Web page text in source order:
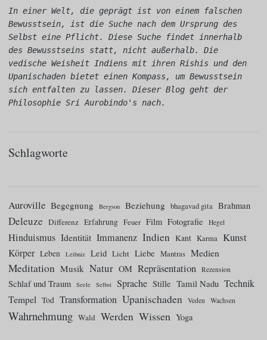
In einer Welt, die geprägt ist von einem falschen
Bewusstsein, ist die Suche nach dem Ursprung des
Selbst eine Pflicht. Diese Suche findet innerhalb
des Bewusstseins statt, nicht außerhalb. Die
vedische Weisheit Indiens mit ihren Rishis und den
Upanischaden bietet einen Kompass, um Bewusstsein
sich entfalten zu lassen. Dieser Blog geht der
Philosophie Sri Aurobindo's nach.
Schlagworte
Auroville Begegnung Bergson Beziehung bhagavad gita Brahman
Deleuze Differenz Erfahrung Feuer Film Fotografie Hegel
Hinduismus Identität Immanenz Indien Kant Karma Kunst
Körper Leben Leibniz Leid Licht Liebe Mantras Medien
Meditation Musik Natur OM Repräsentation Rezension
Schlaf und Traum Seele Selbst Sprache Stille Tamil Nadu Technik
Tempel Tod Transformation Upanischaden Veden Wachsen
Wahrnehmung Wald Werden Wissen Yoga